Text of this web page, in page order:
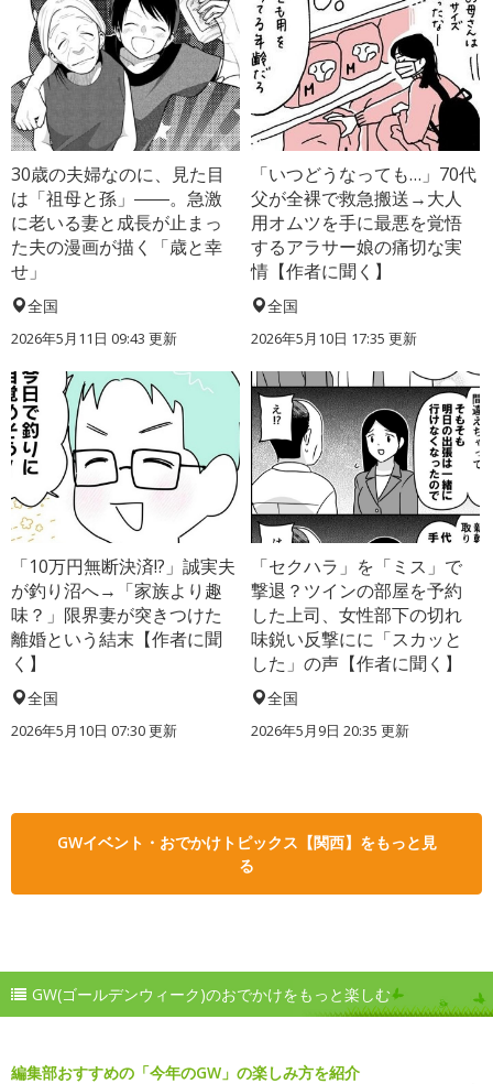
30歳の夫婦なのに、見た目
は「祖母と孫」――。急激
に老いる妻と成長が止まっ
た夫の漫画が描く「歳と幸
せ」
全国
2026年5月11日 09:43 更新
「いつどうなっても…」70代
父が全裸で救急搬送→大人
用オムツを手に最悪を覚悟
するアラサー娘の痛切な実
情【作者に聞く】
全国
2026年5月10日 17:35 更新
「10万円無断決済!?」誠実夫
が釣り沼へ→「家族より趣
味？」限界妻が突きつけた
離婚という結末【作者に聞
く】
全国
2026年5月10日 07:30 更新
「セクハラ」を「ミス」で
撃退？ツインの部屋を予約
した上司、女性部下の切れ
味鋭い反撃にに「スカッと
した」の声【作者に聞く】
全国
2026年5月9日 20:35 更新
GWイベント・おでかけトピックス【関西】をもっと見
る
GW(ゴールデンウィーク)のおでかけをもっと楽しむ
編集部おすすめの「今年のGW」の楽しみ方を紹介